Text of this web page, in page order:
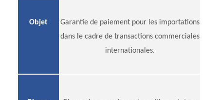
Objet
Garantie de paiement pour les importations
dans le cadre de transactions commerciales
internationales.